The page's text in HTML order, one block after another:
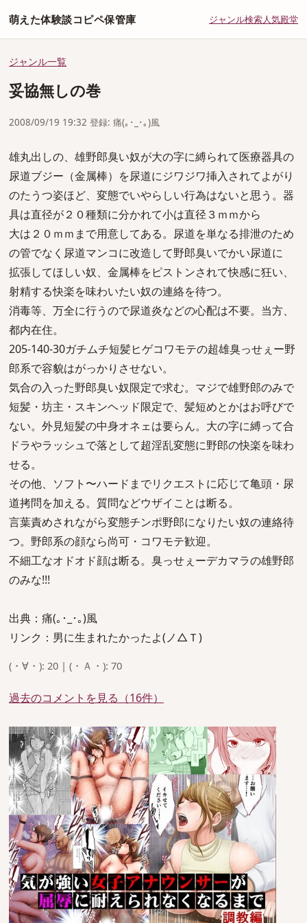
萌えた体験談コピペ保管庫 ジャンル検索人気殿堂
ジャンル一覧
妥協無しの巻
2008/09/19 19:32 登録: 痛(｡･_･｡)風
雄丸出しの、雄野郎臭い奴が大の字に縛られて医療器具の
尿道ブジー（金属棒）を尿道にジワジワ挿入されてよがり
のたうつ姿ほど、変態でいやらしい行為はないと思う。器
具は直径が２０種類に分かれて小は直径３ｍｍから
大は２０ｍｍまで用意してある。尿道を単なる排泄のため
の管でなく尿道マンコに改造して野郎臭いでかい尿道に
拡張してほしい奴、金属棒をピストンされて快感に狂い、
射精する快楽を味わいたい奴の連絡を待つ。
消毒等、万全に行うので尿道炎などの心配は不要。当方、
都内在住。
205-140-30ガチムチ短髪ヒゲコワモテの超雄臭っせぇー野
郎系で容貌はがっかりさせない。
気合の入った野郎臭い奴限定で求む。マジで雄野郎のみで
短髪・坊主・スキンヘッド限定で、髪短めとかはお呼びで
ない。外見短髪の中身オネェは要らん。大の字に縛って合
ドラやラッシュで落として超淫乱変態に野郎の快楽を味わ
せる。
その他、ソフト〜ハードまでリクエストに応じて亀頭・尿
道拷問を加える。質問などウザイことは断る。
言葉責めされながら変態チンポ野郎になりたい奴の連絡待
つ。野郎系の顔なら尚可・コワモテ歓迎。
不細工なオドオド顔は断る。臭っせぇーデカマラの雄野郎
のみな!!!
出典：痛(｡･_･｡)風
リンク：男に生まれたかったよ(ノ△Ｔ)
(・∀・): 20 | (・Ａ・): 70
過去のコメントを見る（16件）